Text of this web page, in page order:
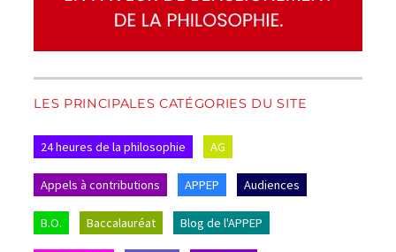
LES PRINCIPALES CATÉGORIES DU SITE
24 heures de la philosophie AG
Appels à contributions APPEP Audiences
B.O. Baccalauréat Blog de l'APPEP